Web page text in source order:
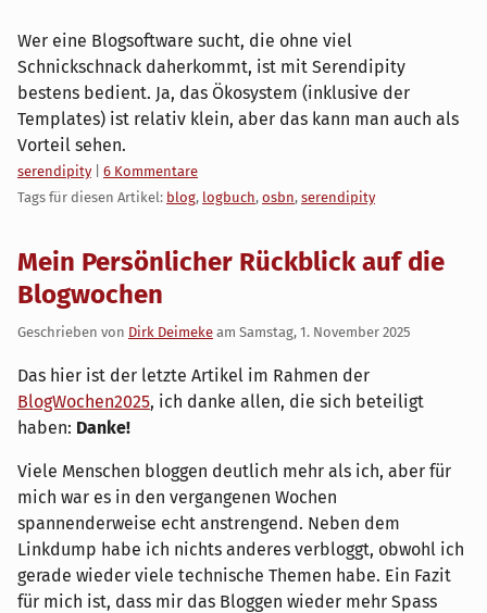
Wer eine Blogsoftware sucht, die ohne viel
Schnickschnack daherkommt, ist mit Serendipity
bestens bedient. Ja, das Ökosystem (inklusive der
Templates) ist relativ klein, aber das kann man auch als
Vorteil sehen.
Kategorien:
serendipity| 6 Kommentare
Tags für diesen Artikel: blog, logbuch, osbn, serendipity
Mein Persönlicher Rückblick auf die
Blogwochen
Geschrieben von Dirk Deimeke am Samstag, 1. November 2025
Das hier ist der letzte Artikel im Rahmen der
BlogWochen2025, ich danke allen, die sich beteiligt
haben: Danke!
Viele Menschen bloggen deutlich mehr als ich, aber für
mich war es in den vergangenen Wochen
spannenderweise echt anstrengend. Neben dem
Linkdump habe ich nichts anderes verbloggt, obwohl ich
gerade wieder viele technische Themen habe. Ein Fazit
für mich ist, dass mir das Bloggen wieder mehr Spass